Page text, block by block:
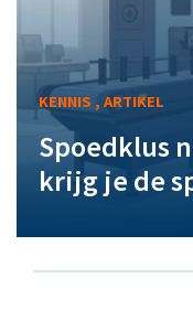
KENNIS , ARTIKEL
Spoedklus
krijg je de